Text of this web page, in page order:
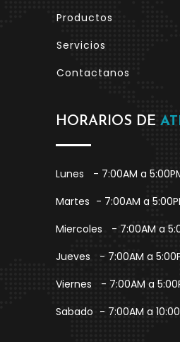
Productos
Servicios
Contactanos
HORARIOS DE
Lunes
- 7:00AM a
Martes - 7:00AM a
Miercoles
- 7:00AM a
Jueves
- 7:00AM a
Viernes
- 7:00AM a
Sabado - 7:00AM a